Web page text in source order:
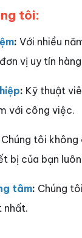
tôi:
: Với nhiều
vị uy tín
: Kỹ thuật
với công việc.
Chúng tôi
bị của bạn
tâm: Chúng
nhất.